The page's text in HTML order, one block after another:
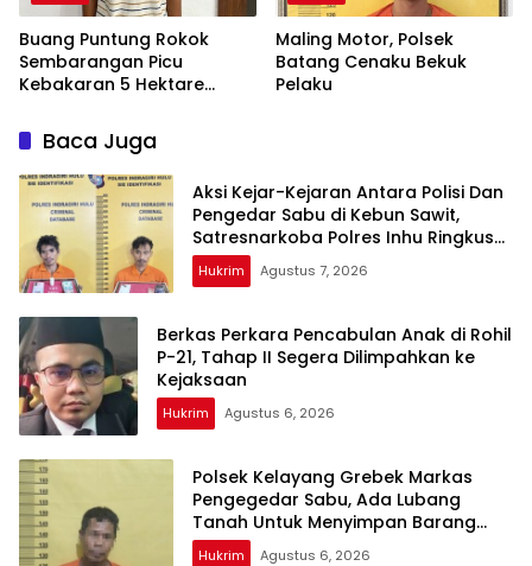
Buang Puntung Rokok
Sembarangan Picu
Kebakaran 5 Hektare
Dibekuk Polisi
Maling Motor, Polsek
Batang Cenaku Bekuk
Baca Juga
Aksi Kejar-Kejaran Antara Polisi Dan
Pengedar Sabu di Kebun Sawit,
Satresnarkoba Polres Inhu Ringkus
Dua Pelaku
Hukrim Agustus 7, 2026
Berkas Perkara Pencabulan Anak di Rohil
P-21, Tahap II Segera Dilimpahkan ke
Kejaksaan
Hukrim Agustus 6, 2026
Polsek Kelayang Grebek Markas
Pengegedar Sabu, Ada Lubang
Tanah Untuk Menyimpan Barang
Bukti
Hukrim Agustus 6, 2026